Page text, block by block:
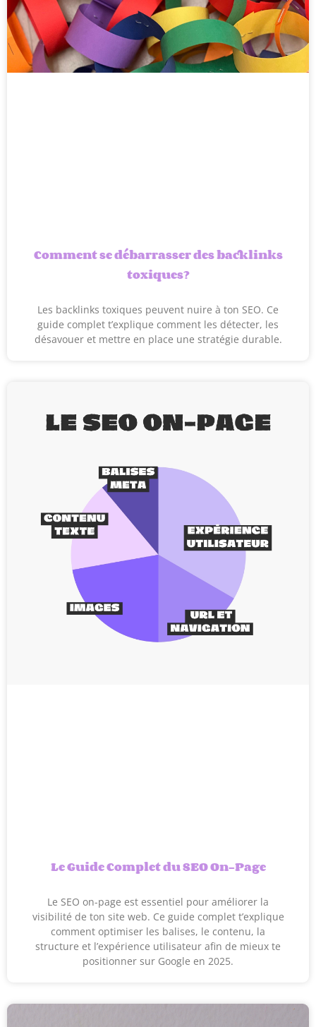
Comment se débarrasser des backlinks
toxiques?
Les backlinks toxiques peuvent nuire à ton SEO. Ce
guide complet t’explique comment les détecter, les
désavouer et mettre en place une stratégie durable.
Le Guide Complet du SEO On-Page
Le SEO on-page est essentiel pour améliorer la
visibilité de ton site web. Ce guide complet t’explique
comment optimiser les balises, le contenu, la
structure et l’expérience utilisateur afin de mieux te
positionner sur Google en 2025.